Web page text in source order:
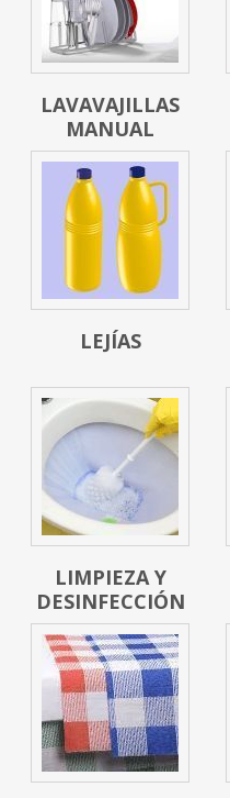
LAVAVAJILLAS
MANUAL
LEJÍAS
LIMPIEZA Y
DESINFECCIÓN